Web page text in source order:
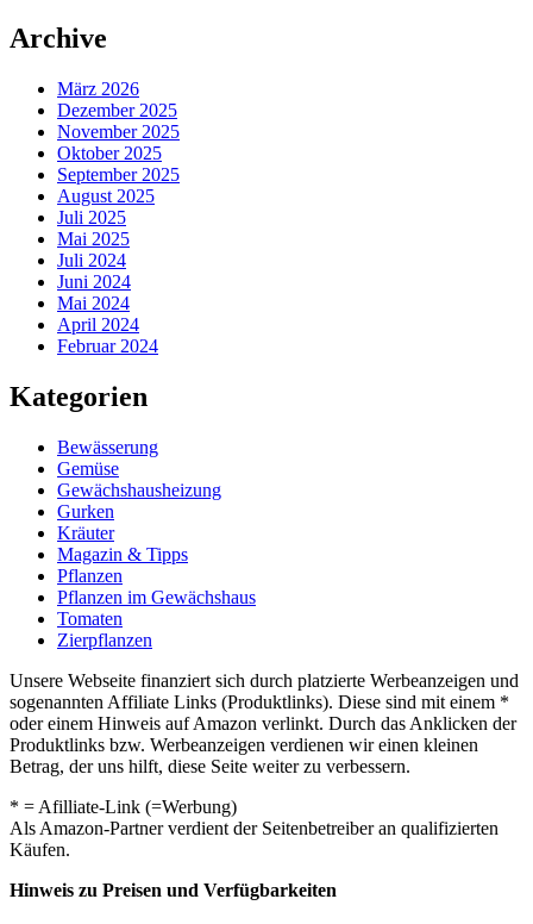
Archive
März 2026
Dezember 2025
November 2025
Oktober 2025
September 2025
August 2025
Juli 2025
Mai 2025
Juli 2024
Juni 2024
Mai 2024
April 2024
Februar 2024
Kategorien
Bewässerung
Gemüse
Gewächshausheizung
Gurken
Kräuter
Magazin & Tipps
Pflanzen
Pflanzen im Gewächshaus
Tomaten
Zierpflanzen
Unsere Webseite finanziert sich durch platzierte Werbeanzeigen und
sogenannten Affiliate Links (Produktlinks). Diese sind mit einem *
oder einem Hinweis auf Amazon verlinkt. Durch das Anklicken der
Produktlinks bzw. Werbeanzeigen verdienen wir einen kleinen
Betrag, der uns hilft, diese Seite weiter zu verbessern.
* = Afilliate-Link (=Werbung)
Als Amazon-Partner verdient der Seitenbetreiber an qualifizierten
Käufen.
Hinweis zu Preisen und Verfügbarkeiten